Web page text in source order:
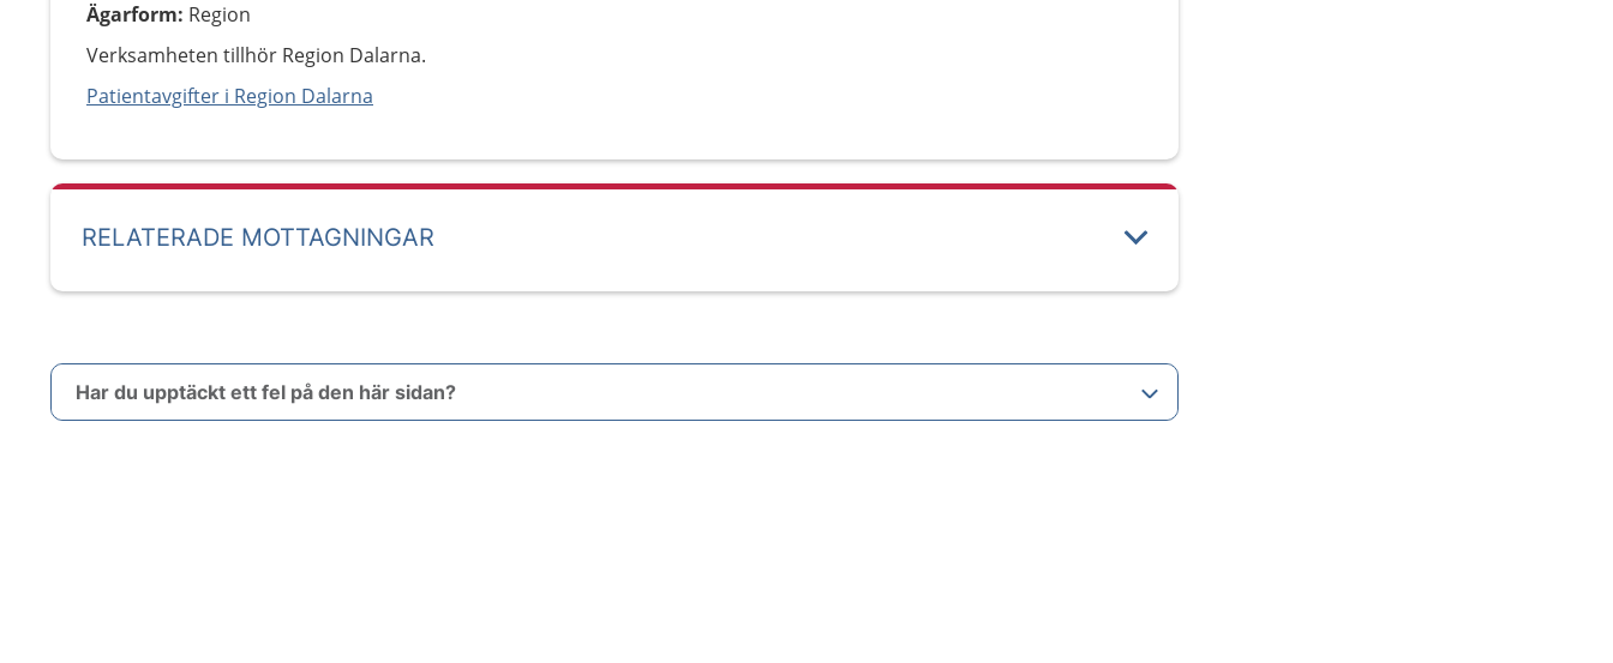
Ägarform: Region
Verksamheten tillhör Region Dalarna.
Patientavgifter i Region Dalarna
RELATERADE MOTTAGNINGAR
Har du upptäckt ett fel på den här sidan?